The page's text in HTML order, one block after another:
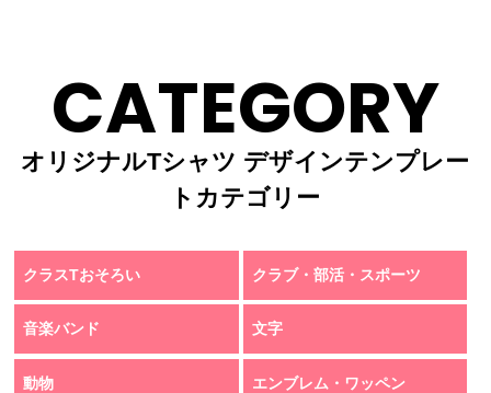
CATEGORY
オリジナルTシャツ デザインテンプレー
トカテゴリー
クラスTおそろい クラブ・部活・スポーツ
音楽バンド 文字
動物 エンブレム・ワッペン